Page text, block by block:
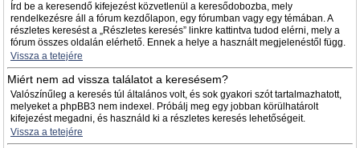
Írd be a keresendő kifejezést közvetlenül a keresődobozba, mely
rendelkezésre áll a fórum kezdőlapon, egy fórumban vagy egy témában. A
részletes keresést a „Részletes keresés” linkre kattintva tudod elérni, mely a
fórum összes oldalán elérhető. Ennek a helye a használt megjelenéstől függ.
Vissza a tetejére
Miért nem ad vissza találatot a keresésem?
Valószínűleg a keresés túl általános volt, és sok gyakori szót tartalmazhatott,
melyeket a phpBB3 nem indexel. Próbálj meg egy jobban körülhatárolt
kifejezést megadni, és használd ki a részletes keresés lehetőségeit.
Vissza a tetejére